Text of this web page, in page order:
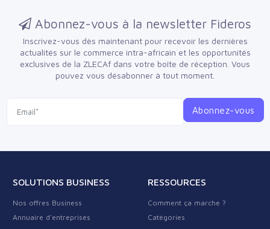
Abonnez-vous à la newsletter Fideros
Inscrivez-vous dès maintenant pour recevoir les dernières
actualités sur le commerce intra-africain et les opportunités
exclusives de la ZLECAf dans votre boîte de réception. Vous
pouvez vous désabonner à tout moment.
Abonnez-vous
SOLUTIONS BUSINESS
Nos offres Business
Annuaire d'entreprises
RESSOURCES
Comment ça marche ?
Catégories